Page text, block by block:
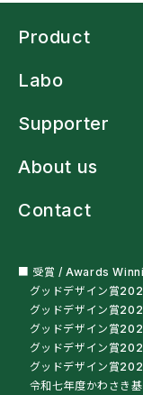
Product
アームスリングケープ
アームスリング標準型
アームストラップシャツ
多機能レインウェア
ペットボトルオープナー
Labo
Supporter
About us
ニュース
会社概要
Contact
■ 受賞 / Awards
グッドデザイン賞
グッドデザイン賞
グッドデザイン賞
グッドデザイン賞
グッドデザイン賞
令和七年度かわさき基